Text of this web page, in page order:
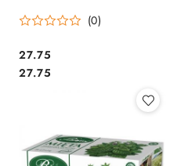
(0)
Cena:
27.75
Cena:
27.75